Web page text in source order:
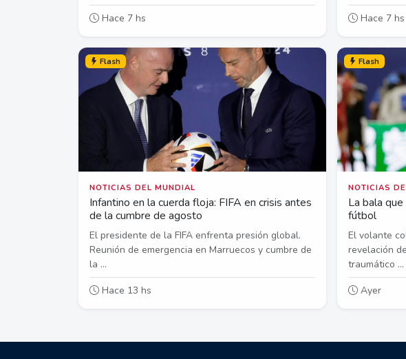
Hace 7 hs
Hace 7 hs
Flash
NOTICIAS DEL MUNDIAL
Infantino en la cuerda floja: FIFA en crisis antes
de la cumbre de agosto
El presidente de la FIFA enfrenta presión global.
Reunión de emergencia en Marruecos y cumbre de
la ...
Hace 13 hs
Flash
NOTICIAS
La bala
fútbol
El volante
revelación
traumático ...
Ayer